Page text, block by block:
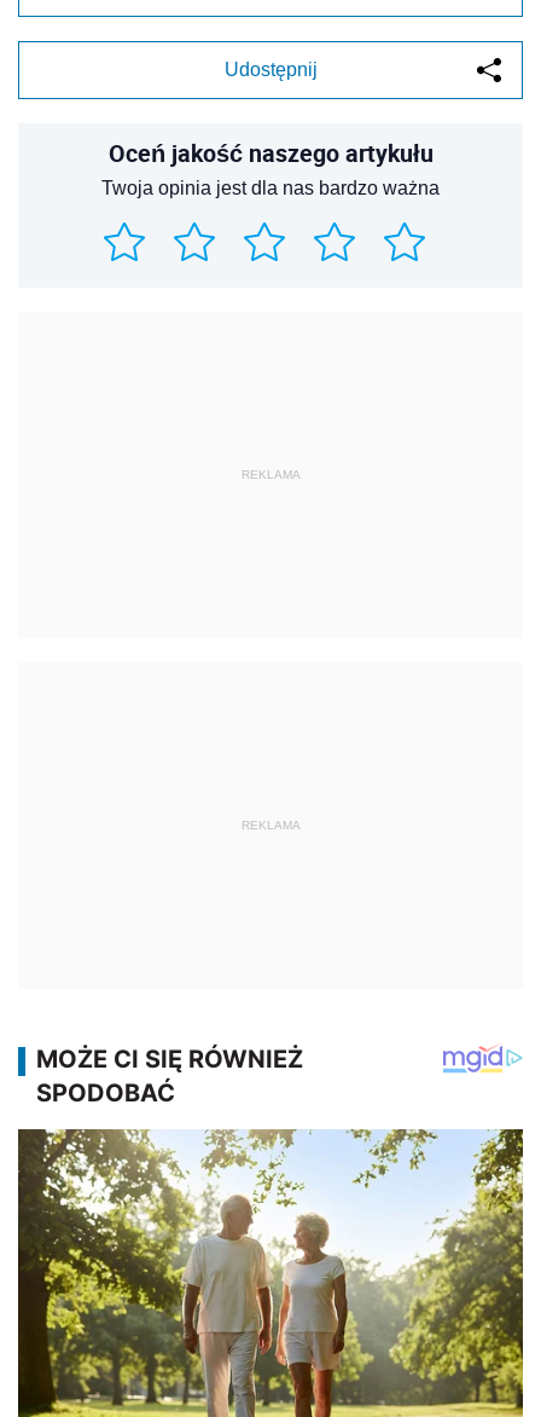
Udostępnij
Oceń jakość naszego artykułu
Twoja opinia jest dla nas bardzo ważna
REKLAMA
REKLAMA